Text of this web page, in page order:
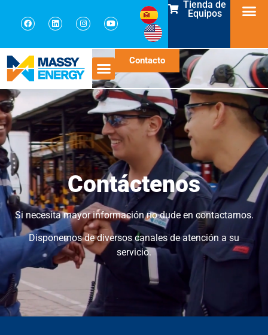
Tienda de
Equipos
Contacto
Contáctenos
Si necesita mayor información no dude en contactarnos.
Disponemos de diversos canales de atención a su
servicio.